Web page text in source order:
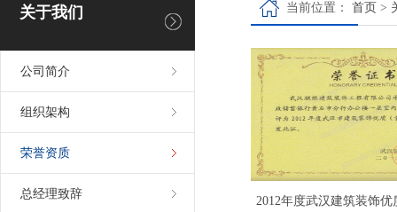
关于我们
公司简介
组织架构
荣誉资质
总经理致辞
当前位置： 首页 >
2012年度武汉建筑装饰